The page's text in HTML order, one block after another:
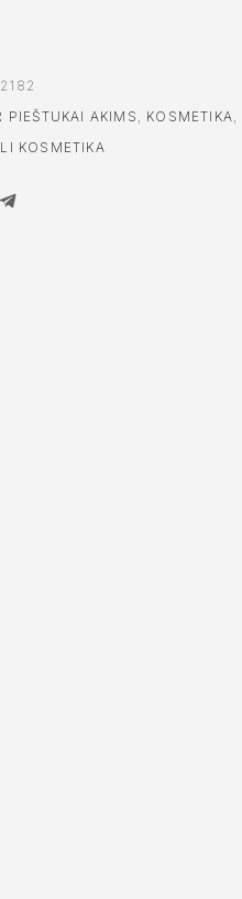
PIEŠTUKAI AKIMS KOSMETIKA
KOSMETIKA